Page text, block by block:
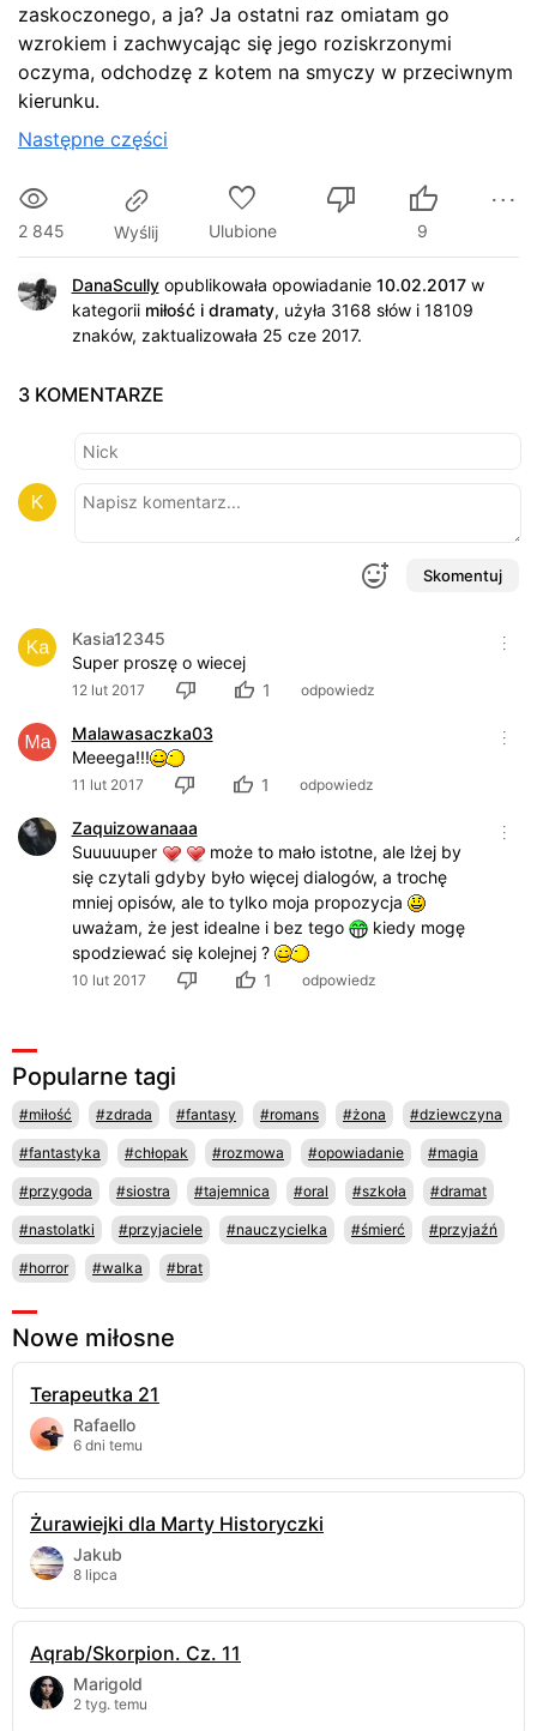
zaskoczonego, a ja? Ja ostatni raz omiatam go
wzrokiem i zachwycając się jego roziskrzonymi
oczyma, odchodzę z kotem na smyczy w przeciwnym
kierunku.
Następne części
2 845 Wyślij Ulubione 9
DanaScullyopublikowała opowiadanie 10.02.2017w
kategorii miłość i dramaty, użyła 3168 słów i 18109
znaków, zaktualizowała 25 cze 2017.
3 KOMENTARZE
Skomentuj
Kasia12345
Super proszę o wiecej
12 lut 2017 1 odpowiedz
Malawasaczka03
Meeega!!!
11 lut 2017 1 odpowiedz
Zaquizowanaaa
Suuuuuper
może to mało istotne, ale lżej by
się czytali gdyby było więcej dialogów, a trochę
mniej opisów, ale to tylko moja propozycja
uważam, że jest idealne i bez tego
kiedy mogę
spodziewać się kolejnej ?
10 lut 2017 1 odpowiedz
Popularne tagi
#miłość #zdrada #fantasy #romans #żona #dziewczyna
#fantastyka #chłopak #rozmowa #opowiadanie #magia
#przygoda #siostra #tajemnica #oral #szkoła #dramat
#nastolatki #przyjaciele #nauczycielka #śmierć #przyjaźń
#horror #walka #brat
Nowe miłosne
Terapeutka 21
Rafaello
6 dni temu
Żurawiejki dla Marty Historyczki
Jakub
8 lipca
Aqrab/Skorpion. Cz. 11
Marigold
2 tyg. temu